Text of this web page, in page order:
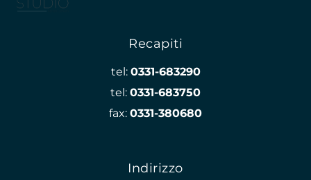
Recapiti
tel: 0331-683290
tel: 0331-683750
fax: 0331-380680
Indirizzo